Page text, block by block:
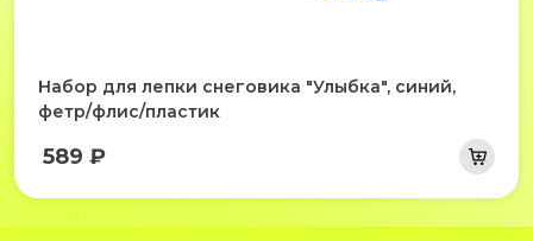
Набор для лепки снеговика "Улыбка", синий,
фетр/флис/пластик
589 ₽